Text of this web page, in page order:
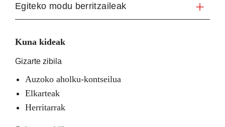
Egiteko modu berritzaileak
Kuna kideak
Gizarte zibila
Auzoko aholku-kontseilua
Elkarteak
Herritarrak